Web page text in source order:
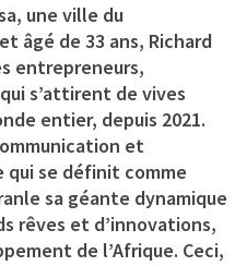
une ville du
âgé de 33 ans, Richard
entrepreneurs,
s’attirent de vives
entier, depuis 2021.
et
qui se définit comme
sa géante dynamique
rêves et d’innovations,
de l’Afrique. Ceci,